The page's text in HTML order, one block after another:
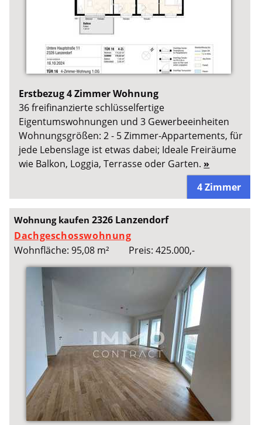
Erstbezug 4 Zimmer Wohnung
36 freifinanzierte schlüsselfertige
Eigentumswohnungen und 3 Gewerbeeinheiten
Wohnungsgrößen: 2 - 5 Zimmer-Appartements, für
jede Lebenslage ist etwas dabei; Ideale Freiräume
wie Balkon, Loggia, Terrasse oder Garten. »
4 Zimmer
Wohnung kaufen2326 Lanzendorf
Dachgeschosswohnung
Wohnfläche: 95,08 m²
Preis: 425.000,-